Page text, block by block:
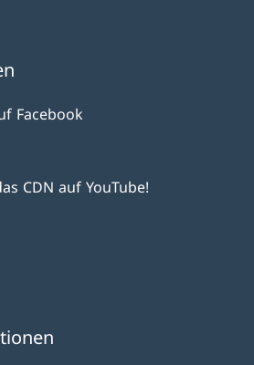
Facebook
CDN auf YouTube!